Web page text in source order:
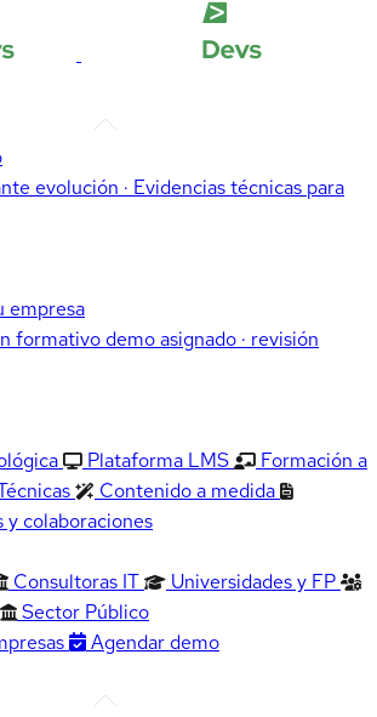
evolución · Evidencias técnicas para
empresa
formativo demo asignado · revisión
Plataforma LMS
Formación a
Contenido a medida
y colaboraciones
Consultoras IT
Universidades y FP
Sector Público
Agendar demo